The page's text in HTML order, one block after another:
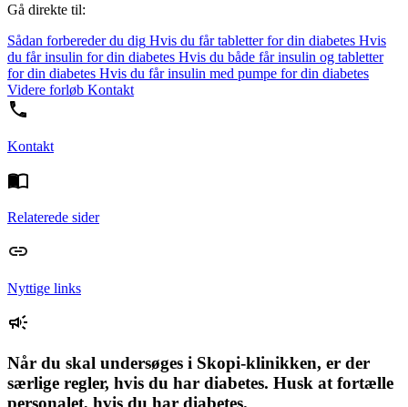
Gå direkte til:
Sådan forbereder du dig Hvis du får tabletter for din diabetes Hvis
du får insulin for din diabetes Hvis du både får insulin og tabletter
for din diabetes Hvis du får insulin med pumpe for din diabetes
Videre forløb Kontakt
Kontakt
Relaterede sider
Nyttige links
Når du skal undersøges i Skopi-klinikken, er der
særlige regler, hvis du har diabetes. Husk at fortælle
personalet, hvis du har diabetes.